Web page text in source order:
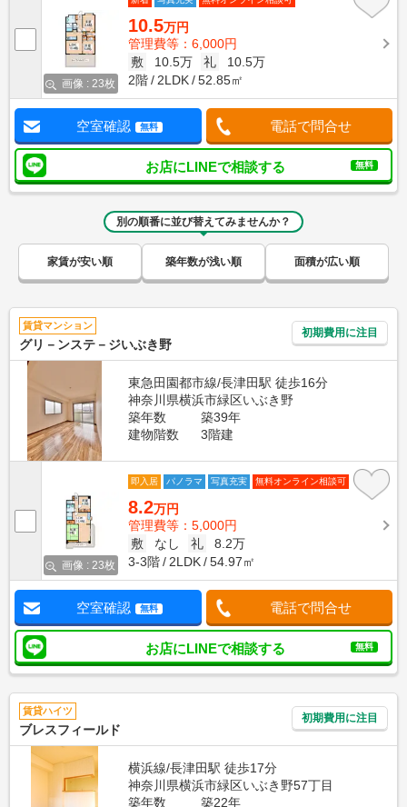
画像 : 23枚
10.5万円
管理費等：6,000円
敷
10.5万 礼
10.5万
2階
2LDK 52.85㎡
空室確認 無料 電話で問合せ
お店にLINEで相談する 無料
別の順番に並び替えてみませんか？
家賃が安い順 築年数が浅い順 面積が広い順
賃貸マンション
グリ－ンステ－ジいぶき野
初期費用に注目
東急田園都市線/長津田駅 徒歩16分
神奈川県横浜市緑区いぶき野
築年数
築39年
建物階数
3階建
画像 : 23枚
即入居 パノラマ 写真充実 無料オンライン相談可
8.2万円
管理費等：5,000円
敷
なし 礼
8.2万
3-3階
2LDK 54.97㎡
空室確認 無料 電話で問合せ
お店にLINEで相談する 無料
賃貸ハイツ
ブレスフィールド
初期費用に注目
横浜線/長津田駅 徒歩17分
神奈川県横浜市緑区いぶき野57丁目
築年数
築22年